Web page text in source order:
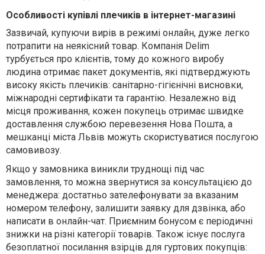
Особливості купівлі плечиків в інтернет-магазині
Зазвичай, купуючи вирів в режимі онлайн, дуже легко
потрапити на неякісний товар. Компанія Delim
турбується про клієнтів, тому до кожного виробу
людина отримає пакет документів, які підтверджують
високу якість плечиків: санітарно-гігієнічні висновки,
міжнародні сертифікати та гарантію. Незалежно від
місця проживання, кожен покупець отримає швидке
доставлення службою перевезення Нова Пошта, а
мешканці міста Львів можуть скористуватися послугою
самовивозу.
Якщо у замовника виникли труднощі під час
замовлення, то можна звернутися за консультацією до
менеджера: достатньо зателефонувати за вказаним
номером телефону, залишити заявку для дзвінка, або
написати в онлайн-чат. Приємним бонусом є періодичні
знижки на різні категорії товарів. Також існує послуга
безоплатної посилання взірців для гуртових покупців: